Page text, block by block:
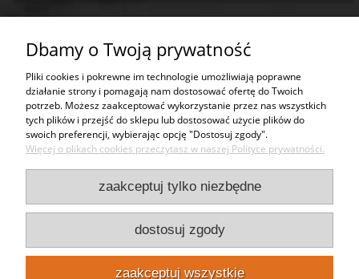
Tworzywa sztuczne
Usługi
Moje konto
Bezpieczeństwo
Kontakt
Punkty odbioru
Dbamy o Twoją prywatność
Pliki cookies i pokrewne im technologie umożliwiają poprawne
działanie strony i pomagają nam dostosować ofertę do Twoich
potrzeb. Możesz zaakceptować wykorzystanie przez nas wszystkich
tych plików i przejść do sklepu lub dostosować użycie plików do
swoich preferencji, wybierając opcję "Dostosuj zgody".
Więcej o plikach cookies przeczytasz w naszej Polityce prywatności.
zaakceptuj tylko niezbędne
dostosuj zgody
zaakceptuj wszystkie